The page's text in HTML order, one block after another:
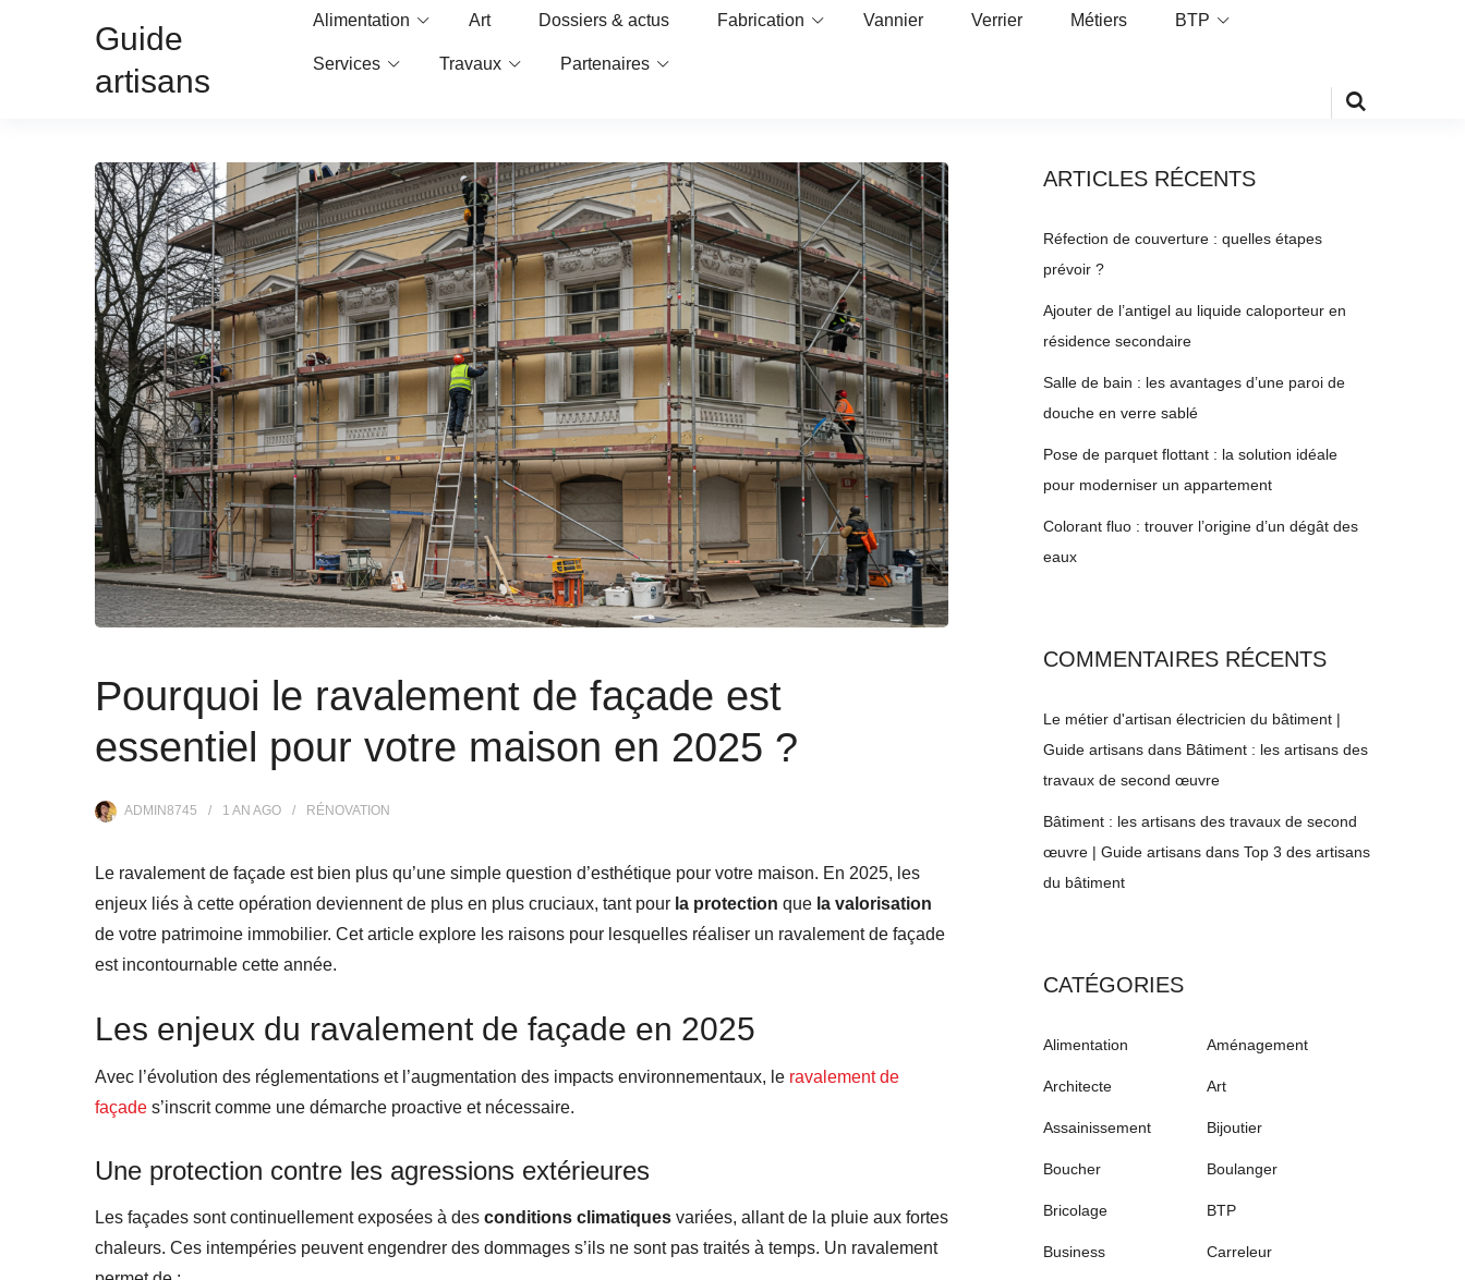
Guide
artisans
Alimentation Art Dossiers & actus Fabrication Vannier Verrier Métiers BTP
Services Travaux Partenaires
Pourquoi le ravalement de façade est
essentiel pour votre maison en 2025 ?
ADMIN8745 1 AN AGO RÉNOVATION
Le ravalement de façade est bien plus qu’une simple question d’esthétique pour votre maison. En 2025, les
enjeux liés à cette opération deviennent de plus en plus cruciaux, tant pour la protection que la valorisation
de votre patrimoine immobilier. Cet article explore les raisons pour lesquelles réaliser un ravalement de façade
est incontournable cette année.
Les enjeux du ravalement de façade en 2025
Avec l’évolution des réglementations et l’augmentation des impacts environnementaux, le ravalement de
façade s’inscrit comme une démarche proactive et nécessaire.
Une protection contre les agressions extérieures
Les façades sont continuellement exposées à des conditions climatiques variées, allant de la pluie aux fortes
chaleurs. Ces intempéries peuvent engendrer des dommages s’ils ne sont pas traités à temps. Un ravalement
ARTICLES RÉCENTS
Réfection de couverture : quelles étapes
prévoir ?
Ajouter de l’antigel au liquide caloporteur en
résidence secondaire
Salle de bain : les avantages d’une paroi de
douche en verre sablé
Pose de parquet flottant : la solution idéale
pour moderniser un appartement
Colorant fluo : trouver l’origine d’un dégât des
eaux
COMMENTAIRES RÉCENTS
Le métier d'artisan électricien du bâtiment |
Guide artisans dans Bâtiment : les artisans des
travaux de second œuvre
Bâtiment : les artisans des travaux de second
œuvre | Guide artisans dans Top 3 des artisans
du bâtiment
CATÉGORIES
Alimentation Aménagement
Architecte Art
Assainissement Bijoutier
Boucher Boulanger
Bricolage BTP
Business Carreleur